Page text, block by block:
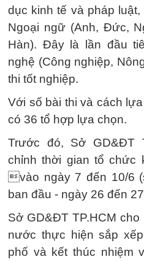
dục kinh tế và pháp
Ngoại ngữ (Anh, Đức,
Hàn). Đây là lần đầu
nghệ (Công nghiệp,
thi tốt nghiệp.
Với số bài thi và cách
có 36 tổ hợp lựa chọn.
Trước đó, Sở GD&ĐT
chỉnh thời gian tổ chức
vào ngày 7 đến 10/6
ban đầu - ngày 26 đến
Sở GD&ĐT TP.HCM
nước thực hiện sắp
phố và kết thúc nhiệm